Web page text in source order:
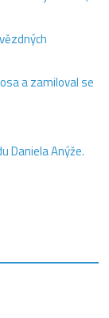
a zamiloval se
Daniela Anýže.